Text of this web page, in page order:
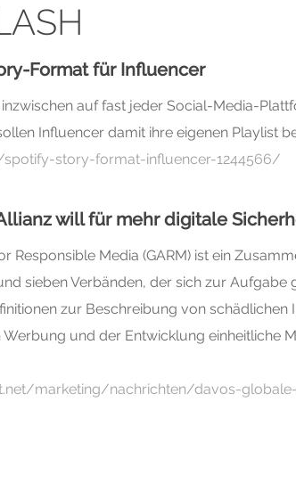
Format für Influencer
auf fast jeder Social-Media-
Influencer damit ihre eigenen Playlist
story-format-influencer-1244566/
will für mehr digitale
Responsible Media (GARM) ist ein
sieben Verbänden, der sich zur
zur Beschreibung von
und der Entwicklung einheitliche
marketing/nachrichten/davos-